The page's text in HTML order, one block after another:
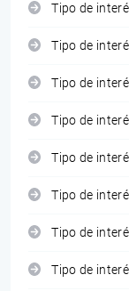
Tipo de
Tipo de
Tipo de
Tipo de
Tipo de
Tipo de
Tipo de
Tipo de